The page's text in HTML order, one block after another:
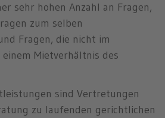
sehr hohen Anzahl an Fragen,
zum selben
Fragen, die nicht im
Mietverhältnis des
sind Vertretungen
zu laufenden gerichtlichen